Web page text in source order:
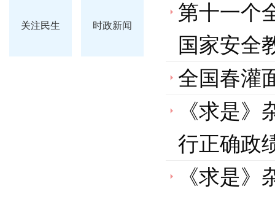
关注民生 时政新闻
第十一个
国家安全
全国春灌
《求是
行正确政
《求是